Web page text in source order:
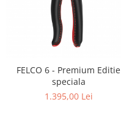
FELCO 6 - Premium Editie
speciala
1.395,00 Lei